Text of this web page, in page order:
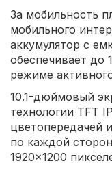
За мобильность
мобильного
аккумулятор с
обеспечивает до
режиме
10.1-дюймовый
технологии TFT
цветопередачей
по каждой
1920×1200